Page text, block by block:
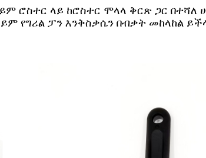
ሮስተር ላይ ከሮስተር ሞላላ ቅርጽ ጋር
ፓን እንቅስቃሴን በብቃት መከላከል